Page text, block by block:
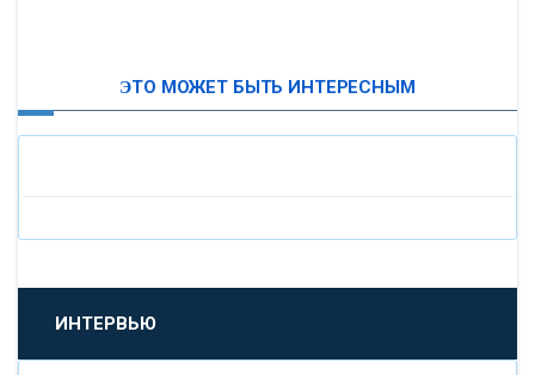
«БАНК САНКТ-ПЕТЕРБУРГ»
«ПРОМСВЯЗЬБАНК»
ЭТО МОЖЕТ БЫТЬ ИНТЕРЕСНЫМ
ИНТЕРВЬЮ